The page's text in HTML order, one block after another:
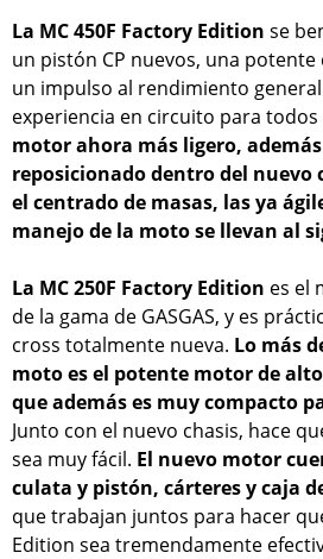
La MC 450F Factory Edition se
un pistón CP nuevos, una
un impulso al rendimiento
experiencia en circuito para
motor ahora más ligero,
reposicionado dentro del nuevo
el centrado de masas, las ya
manejo de la moto se llevan al
La MC 250F Factory Edition es el
de la gama de GASGAS, y es
cross totalmente nueva. Lo más
moto es el potente motor de
que además es muy compacto
Junto con el nuevo chasis, hace
sea muy fácil. El nuevo motor
culata y pistón, cárteres y caja
que trabajan juntos para hacer
Edition sea tremendamente